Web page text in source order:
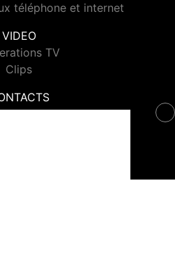
téléphone et internet
VIDEO
TV
Clips
Generations